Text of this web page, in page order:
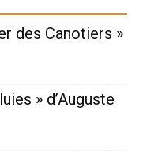
des Canotiers »
» d’Auguste